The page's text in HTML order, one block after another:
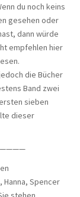
du noch keins
gesehen oder
dann würde
empfehlen hier
die Bücher
Band zwei
sieben
dieser
Spencer